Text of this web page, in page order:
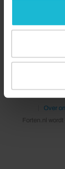
de knoppen
Over
Forten.nl